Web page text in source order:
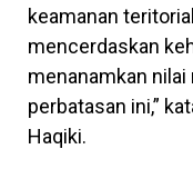
keamanan
mencerdaskan
menanamkan nilai
perbatasan ini,”
Haqiki.